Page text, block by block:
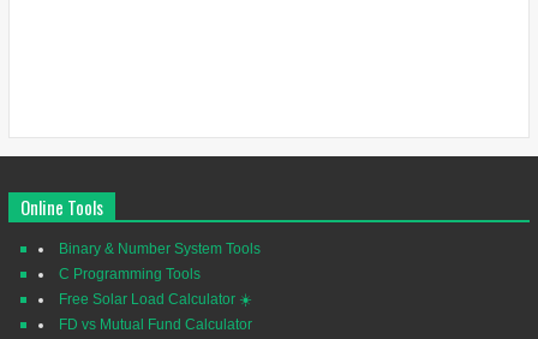
Online Tools
Binary & Number System Tools
C Programming Tools
Free Solar Load Calculator ☀️
FD vs Mutual Fund Calculator